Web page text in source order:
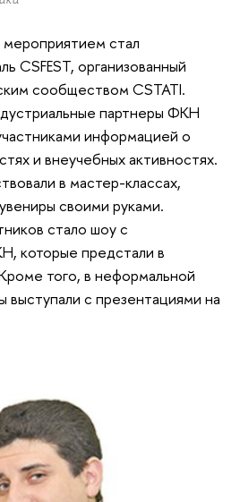
стал
CSFEST, организованный
сообществом CSTATI.
партнеры ФКН
информацией о
и внеучебных активностях.
в мастер-классах,
своими руками.
стало шоу с
которые предстали в
того, в неформальной
выступали с презентациями на